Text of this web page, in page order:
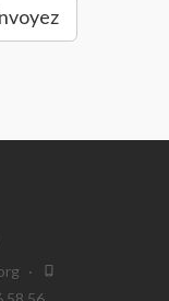
·